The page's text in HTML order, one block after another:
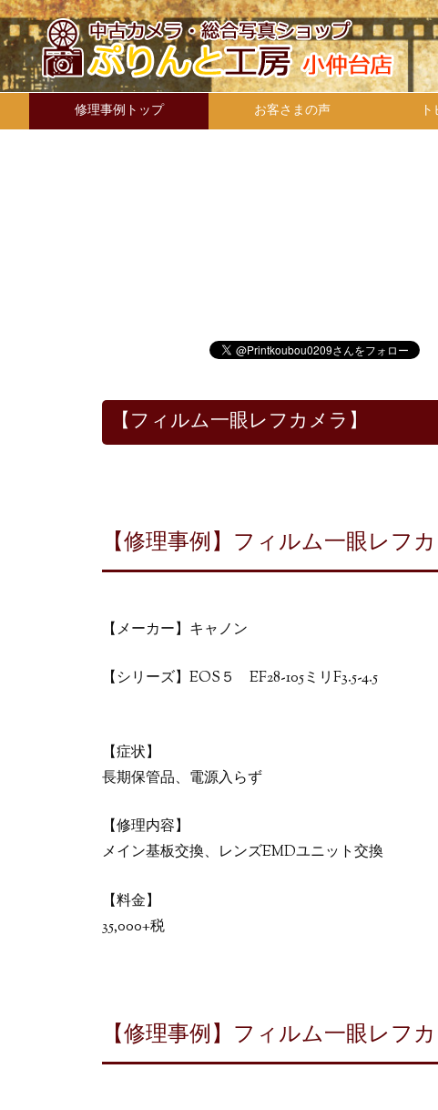
修理事例トップ お客さまの声
【フィルム一眼レフカメラ】
【修理事例】フィルム一眼レフ
【メーカー】キャノン
【シリーズ】EOS５ EF28-105ミリF3.5-4.5
【症状】
長期保管品、電源入らず
【修理内容】
メイン基板交換、レンズEMDユニット交換
【料金】
35,000+税
【修理事例】フィルム一眼レフ